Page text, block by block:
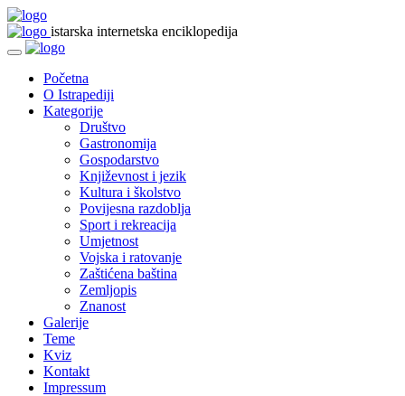
istarska internetska enciklopedija
Početna
O Istrapediji
Kategorije
Društvo
Gastronomija
Gospodarstvo
Književnost i jezik
Kultura i školstvo
Povijesna razdoblja
Sport i rekreacija
Umjetnost
Vojska i ratovanje
Zaštićena baština
Zemljopis
Znanost
Galerije
Teme
Kviz
Kontakt
Impressum